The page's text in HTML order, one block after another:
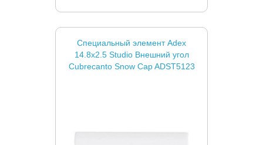
Специальный элемент Adex
14.8x2.5 Studio Внешний угол
Cubrecanto Snow Cap ADST5123